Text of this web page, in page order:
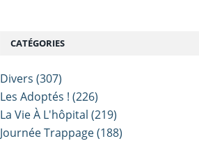
CATÉGORIES
Divers (307)
Les Adoptés ! (226)
La Vie À L'hôpital (219)
Journée Trappage(188)